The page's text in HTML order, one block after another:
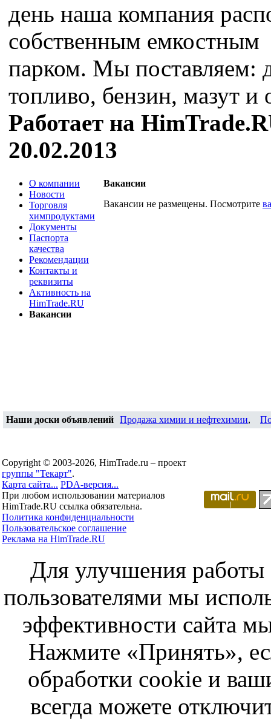
день наша компания
собственным емкостным
парком. Мы поставляем:
топливо, бензин, мазут и
Работает на
20.02.2013
О компании
Новости
Торговля
химпродуктами
Документы
Паспорта
качества
Рекомендации
Контакты и
реквизиты
Активность на
HimTrade.RU
Вакансии
Вакансии
Вакансии не размещены. Посмотрите
Наши доски объявлений Продажа химии и нефтехимии,
Copyright © 2003-2026, HimTrade.ru – проект
группы "Текарт".
Карта сайта... PDA-версия...
При любом использовании материалов
HimTrade.RU ссылка обязательна.
Политика конфиденциальности
Пользовательское соглашение
Реклама на HimTrade.RU
Для улучшения работы
пользователями мы
эффективности сайта
Нажмите «Принять»,
обработки cookie и
всегда можете